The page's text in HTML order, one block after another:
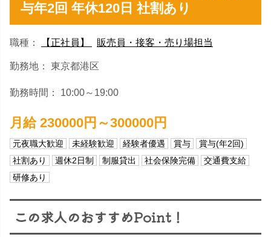
与年2回 年休120日 社割あり
職種： 【正社員】 販売員・接客・売り場担当
勤務地： 東京都港区
勤務時間： 10:00～19:00
月給 230000円～300000円
元夜職大歓迎 未経験歓迎 経験者優遇 賞与
賞与(年2回)
社割あり
週休2日制 制服貸出 社会保険完備
交通費支給
研修あり
この求人のおすすめPoint！